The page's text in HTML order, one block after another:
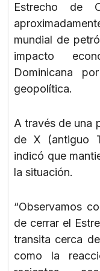
Estrecho de
mundial de
impacto
Dominicana
geopolítica.
A través de una
de X (antiguo
indicó que
la situación.
“Observamos
de cerrar el
transita cerca
como la